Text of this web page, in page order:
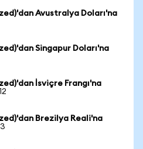
Avustralya Doları'na
Singapur Doları'na
İsviçre Frangı'na
Brezilya Reali'na